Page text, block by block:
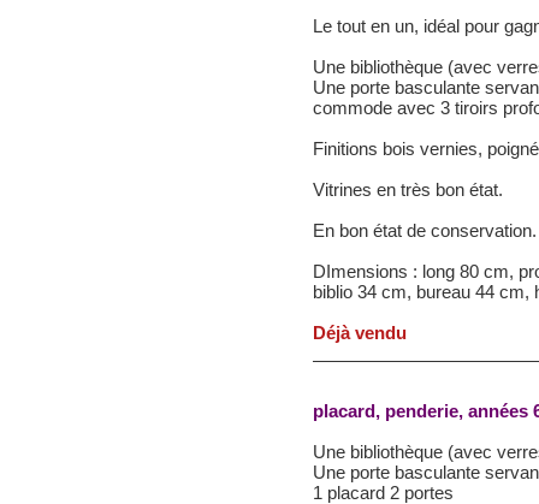
Le tout en un, idéal pour
Une bibliothèque (avec
Une porte basculante
commode avec 3 tiroirs
Finitions bois vernies,
Vitrines en très bon état.
En bon état de conservation.
DImensions : long 80 cm,
biblio 34 cm, bureau 44 cm,
Déjà vendu
placard, penderie, années
Une bibliothèque (avec
Une porte basculante
1 placard 2 portes